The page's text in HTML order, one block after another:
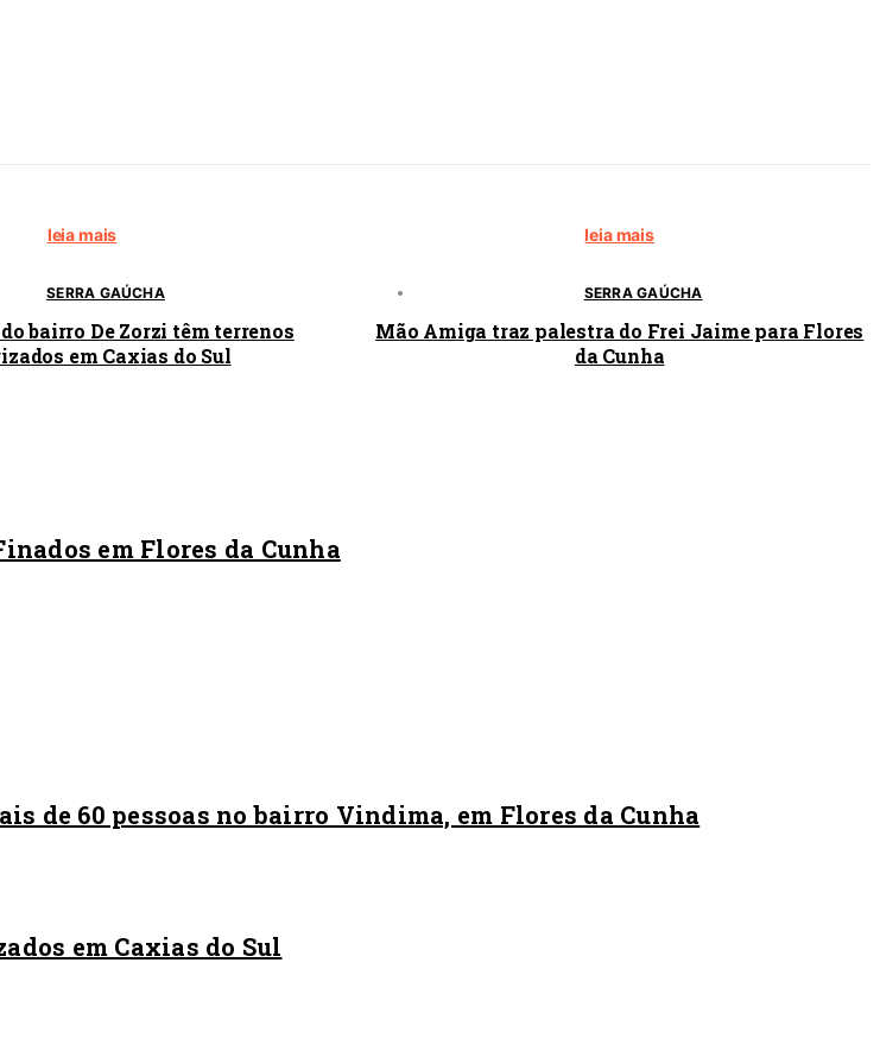
leia mais
SERRA GAÚCHA
bairro De Zorzi têm terrenos
em Caxias do Sul
leia mais
SERRA GAÚCHA
Mão Amiga traz palestra do Frei Jaime para Flores
da Cunha
em Flores da Cunha
de 60 pessoas no bairro Vindima, em Flores da Cunha
em Caxias do Sul